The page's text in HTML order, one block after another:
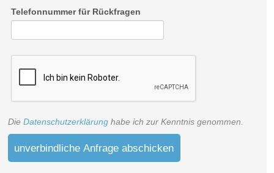
Telefonnummer für Rückfragen
Die Datenschutzerklärung habe ich zur Kenntnis genommen.
unverbindliche Anfrage abschicken